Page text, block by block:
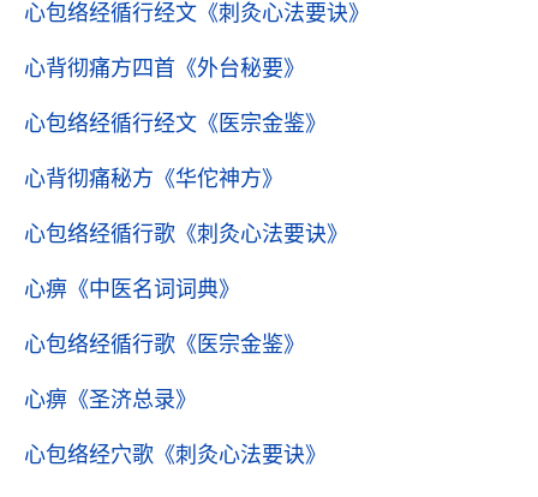
心包络经循行经文 《刺灸心法要诀》
心背彻痛方四首 《外台秘要》
心包络经循行经文 《医宗金鉴》
心背彻痛秘方 《华佗神方》
心包络经循行歌 《刺灸心法要诀》
心痹 《中医名词词典》
心包络经循行歌 《医宗金鉴》
心痹 《圣济总录》
心包络经穴歌 《刺灸心法要诀》